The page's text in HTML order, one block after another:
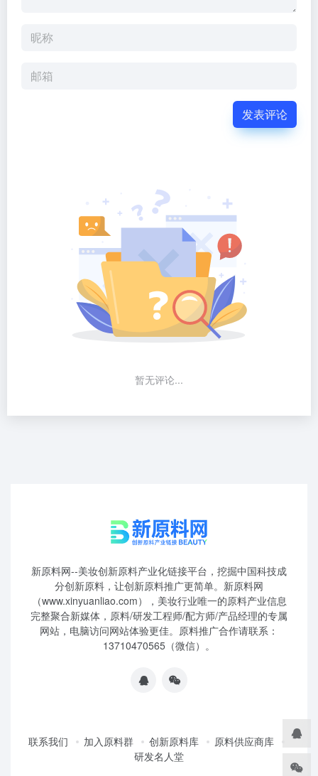
发表评论
暂无评论...
新原料网--美妆创新原料产业化链接平台，挖掘中国科技成
分创新原料，让创新原料推广更简单。新原料网
（www.xinyuanliao.com），美妆行业唯一的原料产业信息
完整聚合新媒体，原料/研发工程师/配方师/产品经理的专属
网站，电脑访问网站体验更佳。原料推广合作请联系：
13710470565（微信）。
联系我们 加入原料群 创新原料库
原料供应商库
研发名人堂